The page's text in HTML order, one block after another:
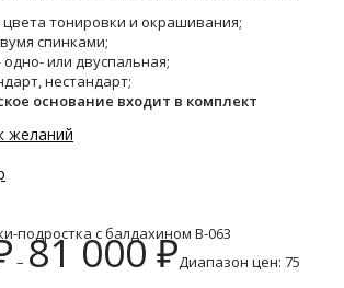
тонировки и окрашивания;
спинками;
или двуспальная;
нестандарт;
основание входит в комплект
желаний
подростка с балдахином B-063
– 81 000₽Диапазон цен: 75